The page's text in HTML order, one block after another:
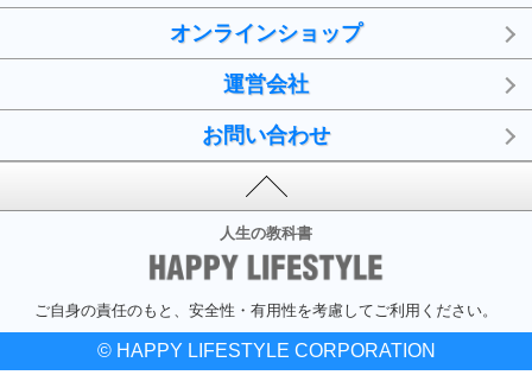
オンラインショップ
運営会社
お問い合わせ
人生の教科書
ご自身の責任のもと、安全性・有用性を考慮してご利用ください。
© HAPPY LIFESTYLE CORPORATION